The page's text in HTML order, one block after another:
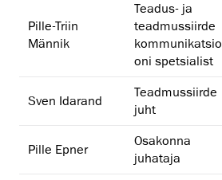
Pille-Triin
Männik
Teadus- ja
teadmussiirde
kommunikatsio
oni spetsialist
Sven Idarand
Teadmussiirde
juht
Pille Epner
Osakonna
juhataja